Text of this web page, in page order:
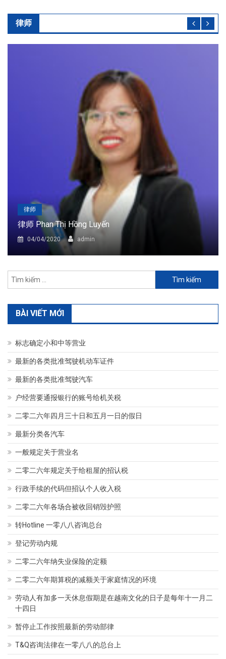
律师
律师
律师 Phan Thị Hồng Luyến
04/04/2020 admin
kiếm
BÀI VIẾT MỚI
标志确定小和中等营业
最新的各类批准驾驶机动车证件
最新的各类批准驾驶汽车
户经营要通报银行的账号给机关税
二零二六年四月三十日和五月一日的假日
最新分类各汽车
一般规定关于营业名
二零二六年规定关于给租屋的招认税
行政手续的代码但招认个人收入税
二零二六年各场合被收回销毁护照
转Hotline 一零八八咨询总台
登记劳动内规
二零二六年纳失业保险的定额
二零二六年期算税的减额关于家庭情况的环境
劳动人有加多一天休息假期是在越南文化的日子是每年十一月二
十四日
暂停止工作按照最新的劳动部律
T&Q咨询法律在一零八八的总台上